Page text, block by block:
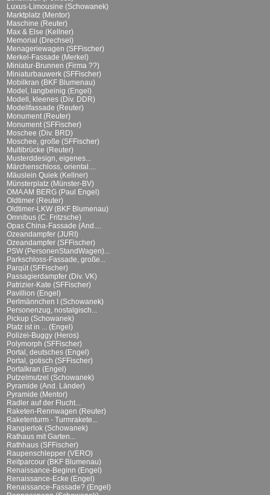
Luxus-Limousine (Schowanek)
Marktplatz (Mentor)
Maschine (Reuter)
Max & Else (Kellner)
Memorial (Drechsel)
Menageriewagen (SFFischer)
Merkel-Fassade (Merkel)
Miniatur-Brunnen (Firma ??)
Miniaturbauwerk (SFFischer)
Mobilkran (BKF Blumenau)
Model, langbeinig (Engel)
Modell, kleenes (Div. DDR)
Modellfassade (Reuter)
Monument (Reuter)
Monument (SFFischer)
Moschee (Div. BRD)
Moschee, große (SFFischer)
Multibrücke (Reuter)
Musterddesign, eigenes...
Märchenschloss, oriental....
Mäuslein Quiek (Kellner)
Münsterplatz (Münster-BV)
OMA AM BERG (Paul Engel)
Oldtimer (Reuter)
Oldtimer-LKW (BKF Blumenau)
Omnibus (C. Fritzsche)
Opas China-Fassade (And....
Ozeandampfer (JURI)
Ozeandampfer (SFFischer)
PSW (PersonenStandWagen)...
Parkschloss-Fassade, große...
Parqüt (SFFischer)
Passagierdampfer (Div. VK)
Patrizier-Kate (SFFischer)
Pavillion (Engel)
Perlmännchen I (Schowanek)
Personenzug, nostalgisch...
Pickup (Schowanek)
Platz ist in ... (Engel)
Polizei-Buggy (Heros)
Polymorph (SFFischer)
Portal, deutsches (Engel)
Portal, gotisch (SFFischer)
Portalkran (Engel)
Putzelmutzel (Schowanek)
Pyramide (And. Länder)
Pyramide (Mentor)
Radler auf der Flucht...
Raketen-Rennwagen (Reuter)
Raketenturm - Turmrakete...
Rangierlok (Schowanek)
Rathaus mit Garten...
Rathhaus (SFFischer)
Raupenschlepper (VERO)
Reitparcour (BKF Blumenau)
Renaissance-Beginn (Engel)
Renaissance-Ecke (Engel)
Renaissance-Fassade? (Engel)